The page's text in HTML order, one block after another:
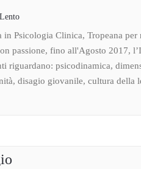
in Psicologia Clinica, Tropeana
passione, fino all'Agosto 2017,
riguardano: psicodinamica,
disagio giovanile, cultura della